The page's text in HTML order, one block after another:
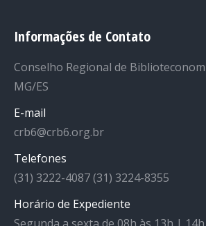
Informações de Contato
Conselho Regional de
MG/ES
E-mail
crb6@crb6.org.br
Telefones
(31) 3222-4087 (31) 3224-8355
Horário de Expediente